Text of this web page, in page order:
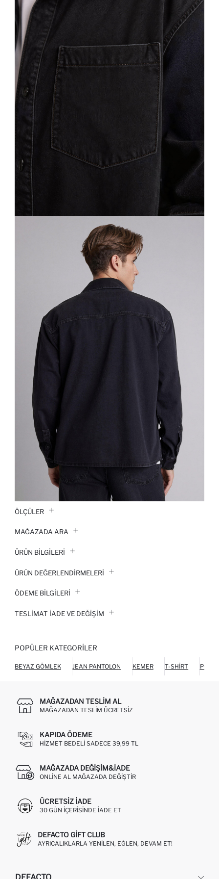
ÖLÇÜLER
MAĞAZADA ARA
ÜRÜN BILGILERI
ÜRÜN DEĞERLENDİRMELERİ
ÖDEME BİLGİLERİ
TESLIMAT İADE VE DEĞIŞIM
POPÜLER KATEGORILER
BEYAZ GÖMLEK JEAN PANTOLON KEMER T-SHIRT POLO
MAĞAZADAN TESLIM AL
MAĞAZADAN TESLIM ÜCRETSIZ
KAPIDA ÖDEME
HIZMET BEDELI SADECE 39,99 TL
MAĞAZADA DEĞIŞIM&İADE
ONLINE AL MAĞAZADA DEĞIŞTIR
ÜCRETSIZ IADE
30 GÜN IÇERISINDE IADE ET
DEFACTO GIFT CLUB
AYRICALIKLARLA YENILEN, EĞLEN, DEVAM ET!